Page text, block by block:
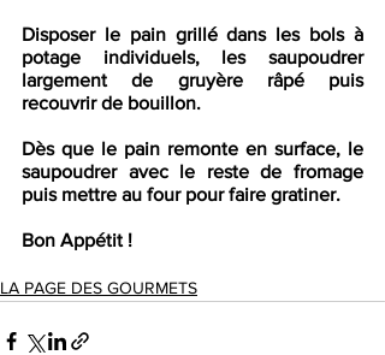
Disposer le pain grillé dans les bols à
potage individuels, les saupoudrer
largement de gruyère râpé puis
recouvrir de bouillon.
Dès que le pain remonte en surface, le
saupoudrer avec le reste de fromage
puis mettre au four pour faire gratiner.
Bon Appétit !
LA PAGE DES GOURMETS